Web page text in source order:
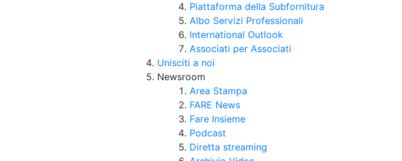
Piattaforma della Subfornitura
Albo Servizi Professionali
International Outlook
Associati per Associati
Unisciti a noi
Newsroom
Area Stampa
FARE News
Fare Insieme
Podcast
Diretta streaming